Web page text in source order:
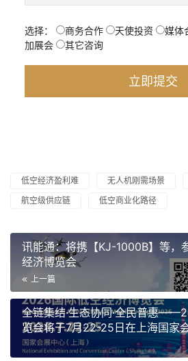
选择： 商务合作 天使投资 媒体
加展会
其它咨询
低空经济盈利难 无人机刚需场景
航空级供应链
低空商业化路径
讯能通：将携【KJ-1000B】等，
经济博览会
上一篇
全链集结·生态协同·全民普惠
览会将于7月22-25日在上海国家